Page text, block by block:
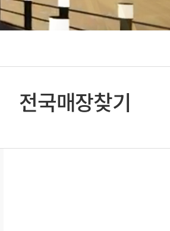
전국매장찾기